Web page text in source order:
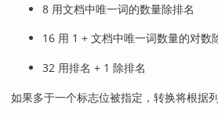
8 用文档中唯一词的数量除排名
16 用 1 + 文档中唯一词数量的对数
32 用排名 + 1 除排名
如果多于一个标志位被指定，转换将根据